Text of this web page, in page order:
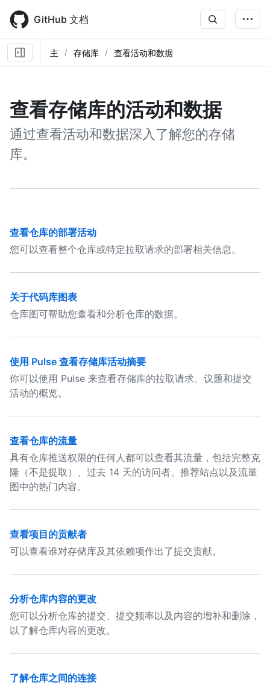
main
content
GitHub 文档
主 存储库 查看活动和数据
查看存储库的活动和数据
通过查看活动和数据深入了解您的存储
库。
查看仓库的部署活动
您可以查看整个仓库或特定拉取请求的部署相关信息。
关于代码库图表
仓库图可帮助您查看和分析仓库的数据。
使用 Pulse 查看存储库活动摘要
你可以使用 Pulse 来查看存储库的拉取请求、议题和提交
活动的概览。
查看仓库的流量
具有仓库推送权限的任何人都可以查看其流量，包括完整克
隆（不是提取）、过去 14 天的访问者、推荐站点以及流量
图中的热门内容。
查看项目的贡献者
可以查看谁对存储库及其依赖项作出了提交贡献。
分析仓库内容的更改
您可以分析仓库的提交、提交频率以及内容的增补和删除，
以了解仓库内容的更改。
了解仓库之间的连接